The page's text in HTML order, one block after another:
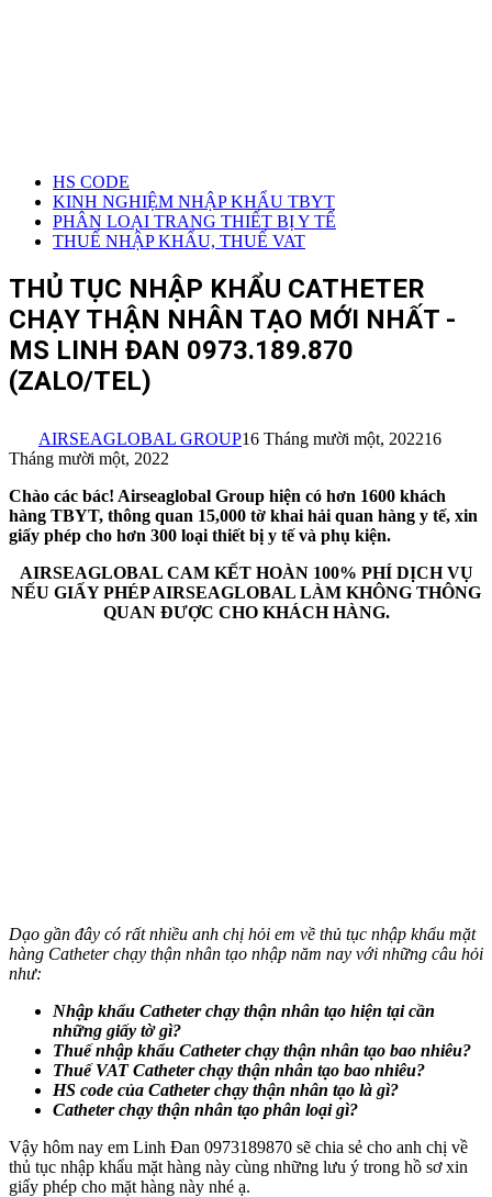
HS CODE
KINH NGHIỆM NHẬP KHẨU TBYT
PHÂN LOẠI TRANG THIẾT BỊ Y TẾ
THUẾ NHẬP KHẨU, THUẾ VAT
THỦ TỤC NHẬP KHẨU CATHETER
CHẠY THẬN NHÂN TẠO MỚI NHẤT -
MS LINH ĐAN 0973.189.870
(ZALO/TEL)
AIRSEAGLOBAL GROUP16 Tháng mười một, 202216
Tháng mười một, 2022
Chào các bác! Airseaglobal Group hiện có hơn 1600 khách
hàng TBYT, thông quan 15,000 tờ khai hải quan hàng y tế, xin
giấy phép cho hơn 300 loại thiết bị y tế và phụ kiện.
AIRSEAGLOBAL CAM KẾT HOÀN 100% PHÍ DỊCH VỤ
NẾU GIẤY PHÉP AIRSEAGLOBAL LÀM KHÔNG THÔNG
QUAN ĐƯỢC CHO KHÁCH HÀNG.
Dạo gần đây có rất nhiều anh chị hỏi em về thủ tục nhập khẩu mặt
hàng Catheter chạy thận nhân tạo nhập năm nay với những câu hỏi
như:
Nhập khẩu Catheter chạy thận nhân tạo hiện tại cần
những giấy tờ gì?
Thuế nhập khẩu Catheter chạy thận nhân tạo bao nhiêu?
Thuế VAT Catheter chạy thận nhân tạo bao nhiêu?
HS code của Catheter chạy thận nhân tạo là gì?
Catheter chạy thận nhân tạo phân loại gì?
Vậy hôm nay em Linh Đan 0973189870 sẽ chia sẻ cho anh chị về
thủ tục nhập khẩu mặt hàng này cùng những lưu ý trong hồ sơ xin
giấy phép cho mặt hàng này nhé ạ.